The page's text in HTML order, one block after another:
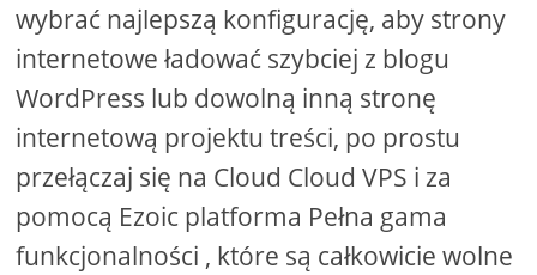
wybrać najlepszą konfigurację, aby strony
internetowe ładować szybciej z blogu
WordPress lub dowolną inną stronę
internetową projektu treści, po prostu
przełączaj się na Cloud Cloud VPS i za
pomocą Ezoic platforma Pełna gama
funkcjonalności , które są całkowicie wolne